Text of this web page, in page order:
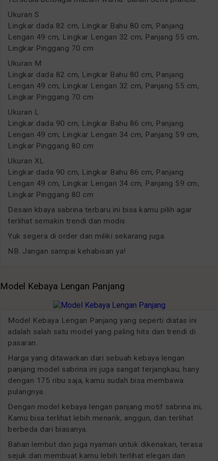
Ukuran S
Lingkar dada 82 cm, Lingkar Bahu 80 cm, Panjang
Lengan 49 cm, Lingkar Lengan 32 cm, Panjang 55 cm,
Lingkar Pinggang 70 cm
Ukuran M
Lingkar dada 82 cm, Lingkar Bahu 80 cm, Panjang
Lengan 49 cm, Lingkar Lengan 32 cm, Panjang 55 cm,
Lingkar Pinggang 70 cm
Ukuran L
Lingkar dada 90 cm, Lingkar Bahu 86 cm, Panjang
Lengan 49 cm, Lingkar Lengan 34 cm, Panjang 59 cm,
Lingkar Pinggang 80 cm
Ukuran XL
Lingkar dada 90 cm, Lingkar Bahu 86 cm, Panjang
Lengan 49 cm, Lingkar Lengan 34 cm, Panjang 59 cm,
Lingkar Pinggang 80 cm
Desain kbaya sabrina terbaru ini bisa kamu pilih agar
terlihat semakin trendi dan modis.
Yuk segera di order dan miliki sekarang juga.
NB. Jangan sampai kehabisan ya!
Model Kebaya Lengan Panjang
Model Kebaya Lengan Panjang yang seperti diatas ini
adalah salah satu model yang paling hits dan trendi di
pasaran.
Harga yang ditawarkan dari sebuah kebaya lengan
panjang model sabrina ini juga sangat terjangkau, hany
dengan 175 ribu saja, kamu sudah bisa membawa
pulangnya.
Dengan model kebaya lengan panjang motif sabrina ini,
Kamu bisa terlihat lebih menarik, anggun, dan terlihat
berbeda dari biasanya.
Bahan lembut dan juga nyaman untuk dikenakan, terasa
sejuk dan membuat kamu lebih terlihat elegan dan